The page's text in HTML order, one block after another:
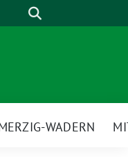
Suche
WADERN